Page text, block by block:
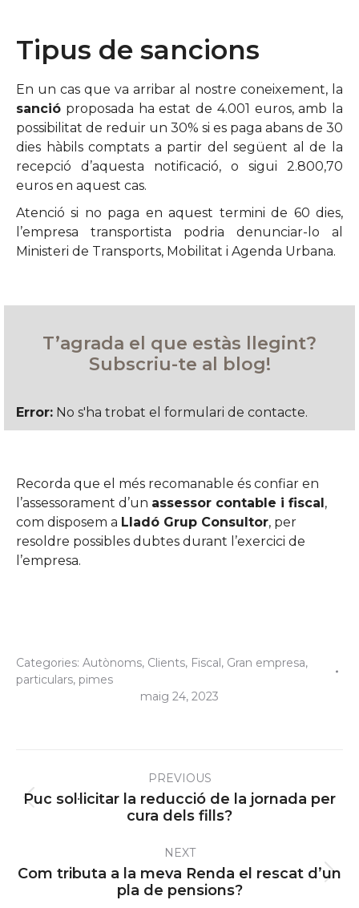
Tipus de sancions
En un cas que va arribar al nostre coneixement, la
sanció proposada ha estat de 4.001 euros, amb la
possibilitat de reduir un 30% si es paga abans de 30
dies hàbils comptats a partir del següent al de la
recepció d’aquesta notificació, o sigui 2.800,70
euros en aquest cas.
Atenció si no paga en aquest termini de 60 dies,
l’empresa transportista podria denunciar-lo al
Ministeri de Transports, Mobilitat i Agenda Urbana.
T’agrada el que estàs llegint?
Subscriu-te al blog!
Error: No s'ha trobat el formulari de contacte.
Recorda que el més recomanable és confiar en
l’assessorament d’un assessor contable i fiscal,
com disposem a Lladó Grup Consultor, per
resoldre possibles dubtes durant l’exercici de
l’empresa.
Categories: Autònoms, Clients, Fiscal, Gran empresa,
particulars, pimes
maig 24, 2023
navigationPREVIOUS
Previous
post:
Puc sol·licitar la reducció de la jornada per
cura dels fills?
NEXT
Next
post:
Com tributa a la meva Renda el rescat d’un
pla de pensions?